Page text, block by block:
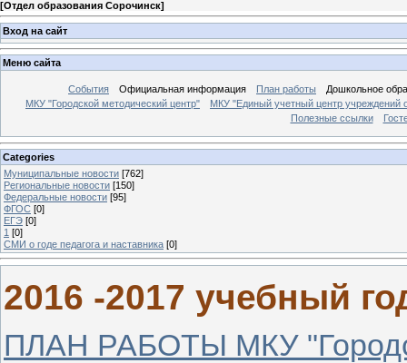
[Отдел образования Сорочинск]
Вход на сайт
Меню сайта
События Официальная информация План работы
Дошкольное
МКУ "Городской методический центр"
МКУ "Единый учетный центр учреждений
Полезные ссылки
Categories
Муниципальные новости [762]
Региональные новости [150]
Федеральные новости [95]
ФГОС [0]
ЕГЭ [0]
1 [0]
СМИ о годе педагога и наставника [0]
2016 -2017 учебный
ПЛАН РАБОТЫ МКУ